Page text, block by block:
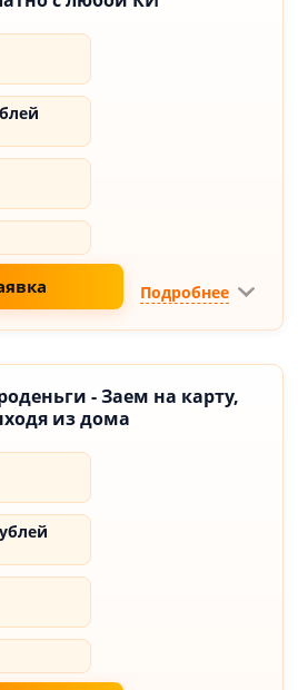
Подробнее
- Заем на карту,
из дома